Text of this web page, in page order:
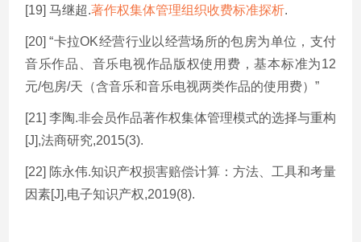
[19] 马继超.著作权集体管理组织收费标准探析.
[20] “卡拉OK经营行业以经营场所的包房为单位，支付
音乐作品、音乐电视作品版权使用费，基本标准为12
元/包房/天（含音乐和音乐电视两类作品的使用费）”
[21] 李陶.非会员作品著作权集体管理模式的选择与重构
[J],法商研究,2015(3).
[22] 陈永伟.知识产权损害赔偿计算：方法、工具和考量
因素[J],电子知识产权,2019(8).